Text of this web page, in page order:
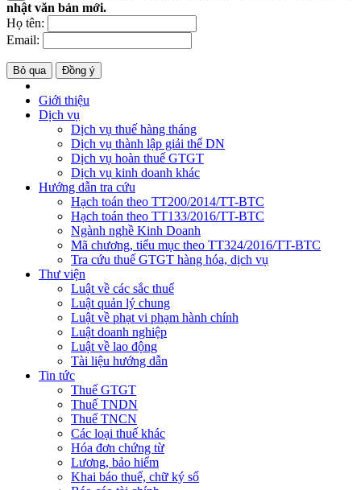
nhật văn bản mới.
Họ tên:
Email:
Bỏ qua Đồng ý
Giới thiệu
Dịch vụ
Dịch vụ thuế hàng tháng
Dịch vụ thành lập giải thể DN
Dịch vụ hoàn thuế GTGT
Dịch vụ kinh doanh khác
Hướng dẫn tra cứu
Hạch toán theo TT200/2014/TT-BTC
Hạch toán theo TT133/2016/TT-BTC
Ngành nghề Kinh Doanh
Mã chương, tiểu mục theo TT324/2016/TT-BTC
Tra cứu thuế GTGT hàng hóa, dịch vụ
Thư viện
Luật về các sắc thuế
Luật quản lý chung
Luật về phạt vi phạm hành chính
Luật doanh nghiệp
Luật về lao động
Tài liệu hướng dẫn
Tin tức
Thuế GTGT
Thuế TNDN
Thuế TNCN
Các loại thuế khác
Hóa đơn chứng từ
Lương, bảo hiểm
Khai báo thuế, chữ ký số